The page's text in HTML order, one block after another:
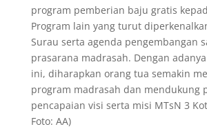
program pemberian baju gratis
Program lain yang turut
Surau serta agenda pengembangan
prasarana madrasah. Dengan
ini, diharapkan orang tua semakin
program madrasah dan mendukung
pencapaian visi serta misi MTsN 3
Foto: AA)